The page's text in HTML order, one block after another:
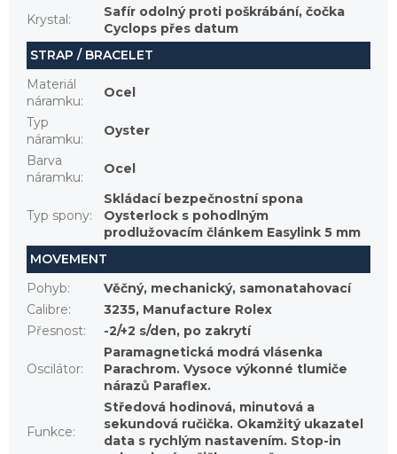
Krystal :
Safír odolný proti poškrábání, čočka
Cyclops přes datum
STRAP / BRACELET
Materiál
náramku:
Ocel
Typ
náramku:
Oyster
Barva
náramku:
Ocel
Typ spony:
Skládací bezpečnostní spona
Oysterlock s pohodlným
prodlužovacím článkem Easylink 5 mm
MOVEMENT
Pohyb:
Věčný, mechanický, samonatahovací
Calibre:
3235, Manufacture Rolex
Přesnost: -2/+2 s/den, po zakrytí
Oscilátor:
Paramagnetická modrá vlásenka
Parachrom. Vysoce výkonné tlumiče
nárazů Paraflex.
Funkce:
Středová hodinová, minutová a
sekundová ručička. Okamžitý ukazatel
data s rychlým nastavením. Stop-in